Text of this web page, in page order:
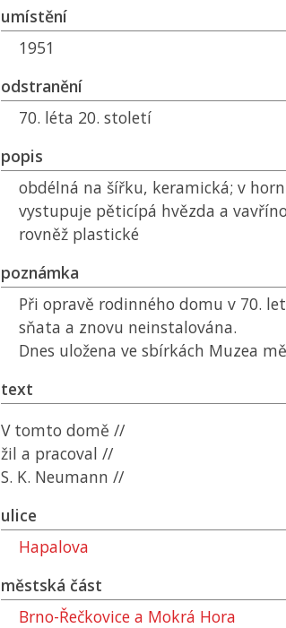
umístění
1951
odstranění
70. léta 20. století
popis
obdélná na šířku, keramická; v
vystupuje pěticípá hvězda a
rovněž plastické
poznámka
Při opravě rodinného domu v 70.
sňata a znovu neinstalována.
Dnes uložena ve sbírkách Muzea
text
V tomto domě //
žil a pracoval //
S. K. Neumann //
ulice
Hapalova
městská část
Brno-Řečkovice a Mokrá Hora